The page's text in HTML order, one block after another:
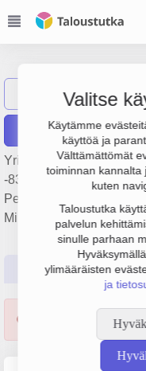
Valitse
Käytämme
käyttöä ja
Välttämättömät
toiminnan kannalta
kuten
Taloustutka
palvelun
sinulle parhaan
ylimääräisten
ja
Näytä haku
Raportit
Yrityksen Mikkelin
-838 000 € ja
Pesulapalvelut
Mikkeli. Yrityksen
Perustiedot
Yrityksen toiminta